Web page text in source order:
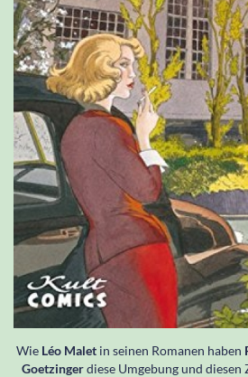
Wie Léo Malet in seinen Romanen haben
Goetzingerdiese Umgebung und diesen